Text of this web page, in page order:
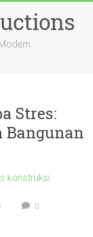
Stres:
Bangunan
konstruksi
0